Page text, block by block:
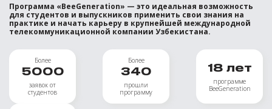
Программа «BeeGeneration» — это идеальная возможность
для студентов и выпускников применить свои знания на
практике и начать карьеру в крупнейшей международной
телекоммуникационной компании Узбекистана.
Более
5000
заявок от
студентов
Более
340
прошли
программу
18 лет
программе
BeeGeneration